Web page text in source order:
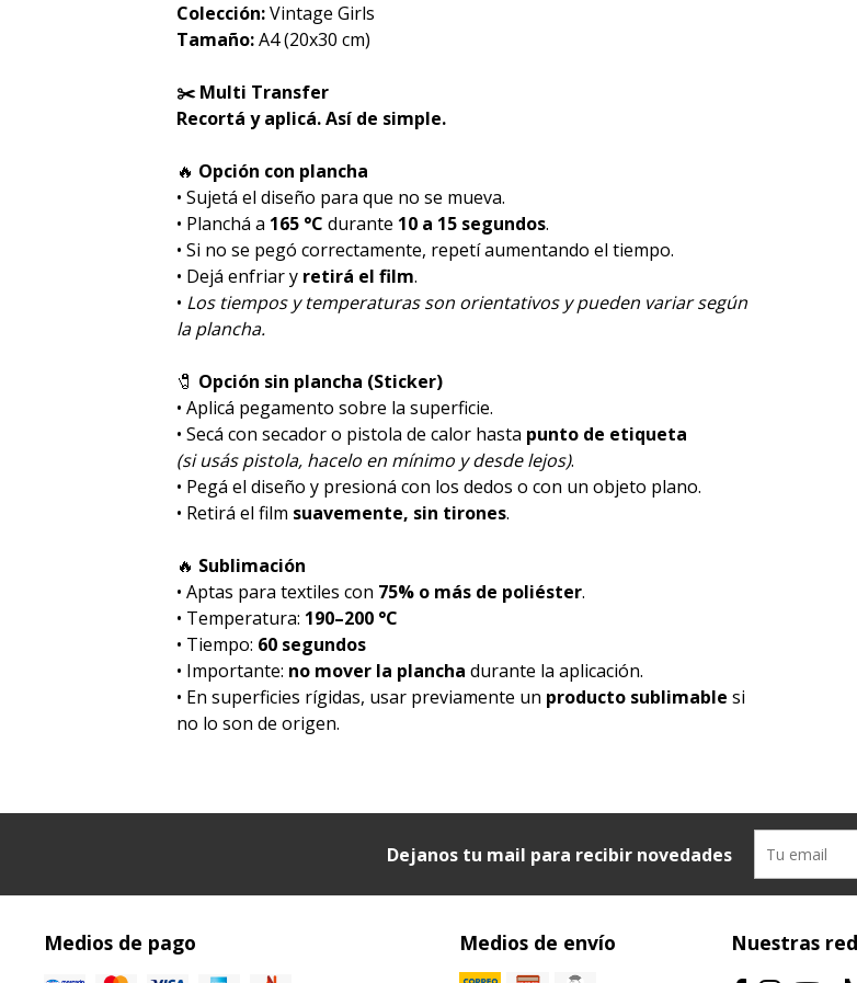
Colección:Vintage Girls
Tamaño:A4 (20x30 cm)
✂️ Multi Transfer
Recortá y aplicá. Así de simple.
🔥 Opción con plancha
• Sujetá el diseño para que no se mueva.
• Planchá a 165 °C durante 10 a 15 segundos.
• Si no se pegó correctamente, repetí aumentando el tiempo.
• Dejá enfriar y retirá el film.
• Los tiempos y temperaturas son orientativos y pueden variar según
la plancha.
🧷 Opción sin plancha (Sticker)
• Aplicá pegamento sobre la superficie.
• Secá con secador o pistola de calor hasta punto de etiqueta
(si usás pistola, hacelo en mínimo y desde lejos).
• Pegá el diseño y presioná con los dedos o con un objeto plano.
• Retirá el film suavemente, sin tirones.
🔥 Sublimación
• Aptas para textiles con 75% o más de poliéster.
• Temperatura: 190–200 °C
• Tiempo: 60 segundos
• Importante: no mover la plancha durante la aplicación.
• En superficies rígidas, usar previamente un producto sublimable si
no lo son de origen.
Dejanos tu mail para recibir novedades
Medios de pago Medios de envío Nuestras